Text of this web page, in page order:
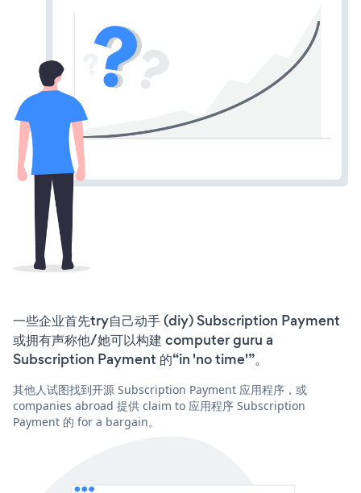
一些企业首先try自己动手 (diy) Subscription Payment
或拥有声称他/她可以构建 computer guru a
Subscription Payment 的“in 'no time'”。
其他人试图找到开源 Subscription Payment 应用程序，或
companies abroad 提供 claim to 应用程序 Subscription
Payment 的 for a bargain。